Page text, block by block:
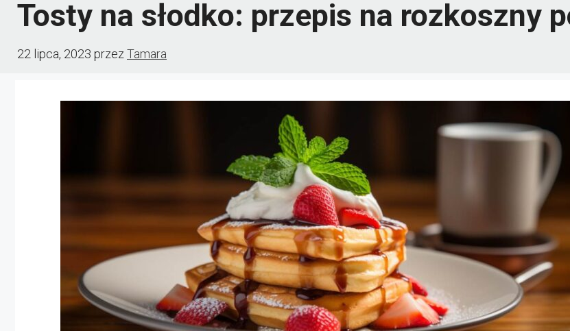
Tosty na słodko: przepis na rozkoszny
22 lipca, 2023 przezTamara